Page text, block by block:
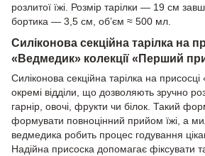
розлитої їжі. Розмір тарілки — 19 см
бортика — 3,5 см, об’єм ≈ 500 мл.
Силіконова секційна тарілка на
«Ведмедик» колекції «Перший
Силіконова секційна тарілка на
окремі відділи, що дозволяють зручно
гарнір, овочі, фрукти чи білок. Такий
формувати повноцінний прийом їжі, а
ведмедика робить процес годування
Надійна присоска допомагає фіксувати